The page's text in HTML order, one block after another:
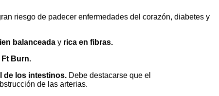
riesgo de padecer enfermedades del corazón, diabetes y
balanceada y rica en fibras.
Ft Burn.
de los intestinos. Debe destacarse que el
de las arterias.